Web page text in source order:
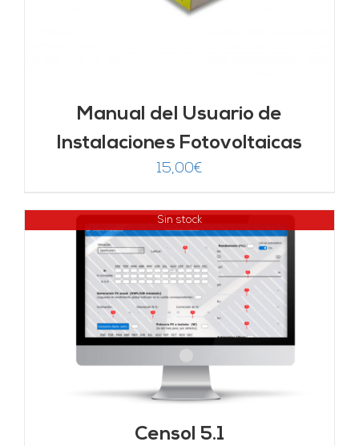
Manual del Usuario de
Instalaciones Fotovoltaicas
15,00€
Sin stock
Censol 5.1